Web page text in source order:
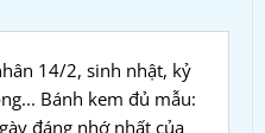
14/2, sinh nhật, kỷ
Bánh kem đủ mẫu:
đáng nhớ nhất của